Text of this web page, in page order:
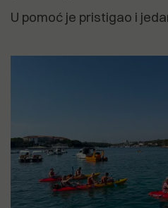
U pomoć je pristigao i